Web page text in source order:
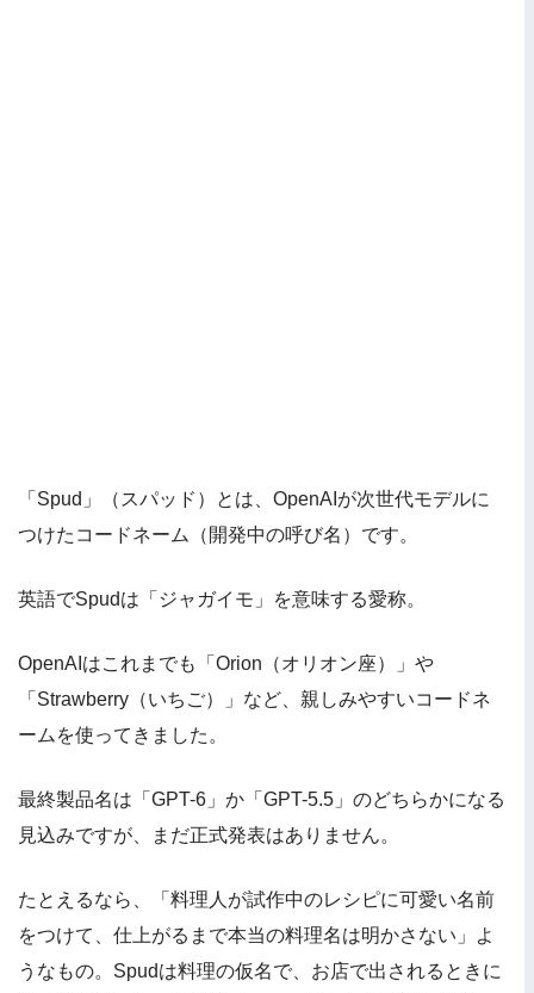
「Spud」（スパッド）とは、OpenAIが次世代モデルに
つけたコードネーム（開発中の呼び名）です。
英語でSpudは「ジャガイモ」を意味する愛称。
OpenAIはこれまでも「Orion（オリオン座）」や
「Strawberry（いちご）」など、親しみやすいコードネ
ームを使ってきました。
最終製品名は「GPT-6」か「GPT-5.5」のどちらかになる
見込みですが、まだ正式発表はありません。
たとえるなら、「料理人が試作中のレシピに可愛い名前
をつけて、仕上がるまで本当の料理名は明かさない」よ
うなもの。Spudは料理の仮名で、お店で出されるときに